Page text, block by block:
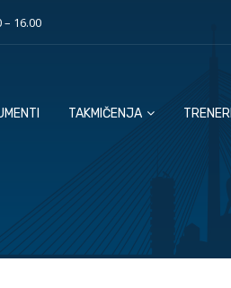
16.00
TAKMIČENJA TRENERI